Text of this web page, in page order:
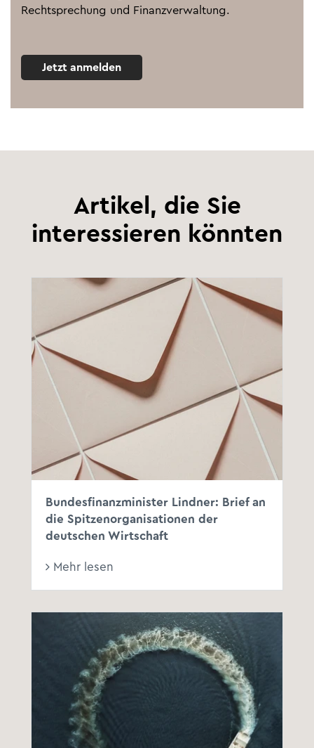
Rechtsprechung und Finanzverwaltung.
Jetzt anmelden
Artikel, die Sie
interessieren könnten
Bundesfinanzminister Lindner: Brief an
die Spitzenorganisationen der
deutschen Wirtschaft
Mehr lesen